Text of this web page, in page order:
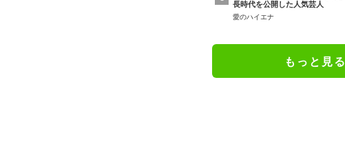
長時代を公開した人気芸人
愛のハイエナ
もっと見る